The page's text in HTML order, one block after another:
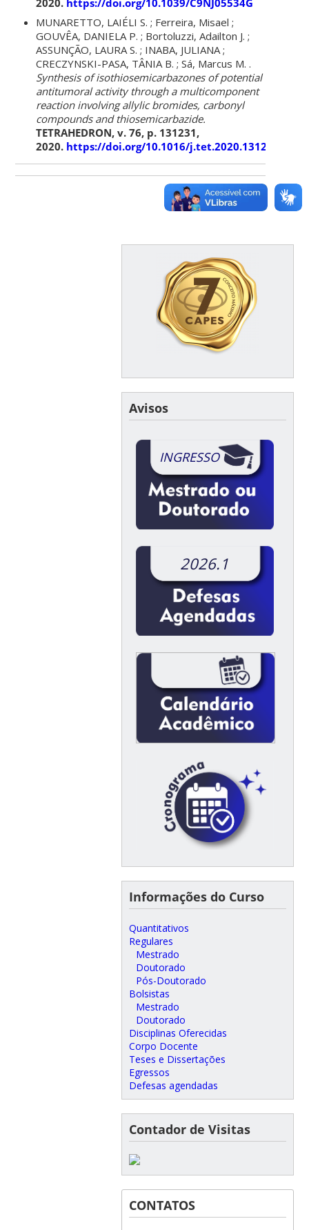
MUNARETTO, LAIÉLI S. ; Ferreira, Misael ;
GOUVÊA, DANIELA P. ; Bortoluzzi, Adailton J. ;
ASSUNÇÃO, LAURA S. ; INABA, JULIANA ;
CRECZYNSKI-PASA, TÂNIA B. ; Sá, Marcus M. .
Synthesis of isothiosemicarbazones of potential
antitumoral activity through a multicomponent
reaction involving allylic bromides, carbonyl
compounds and thiosemicarbazide.
TETRAHEDRON, v. 76, p. 131231,
2020. https://doi.org/10.1016/j.tet.2020.131231
Avisos
INGRESSO
2026.1
Informações do Curso
Quantitativos
Regulares
Mestrado
Doutorado
Pós-Doutorado
Bolsistas
Mestrado
Doutorado
Disciplinas Oferecidas
Corpo Docente
Teses e Dissertações
Egressos
Defesas agendadas
Contador de Visitas
CONTATOS